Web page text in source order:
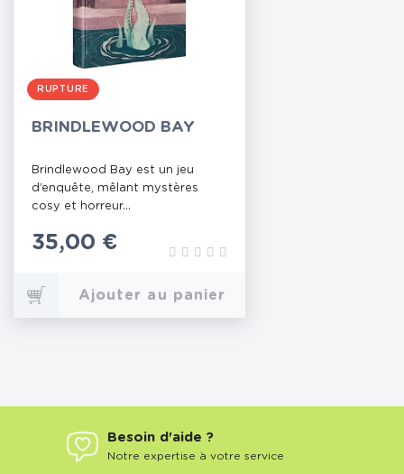
RUPTURE
BRINDLEWOOD BAY
Brindlewood Bay est un jeu
d’enquête, mêlant mystères
cosy et horreur...
Prix
35,00 €
Ajouter au panier
Besoin d'aide ?
Notre expertise à votre service